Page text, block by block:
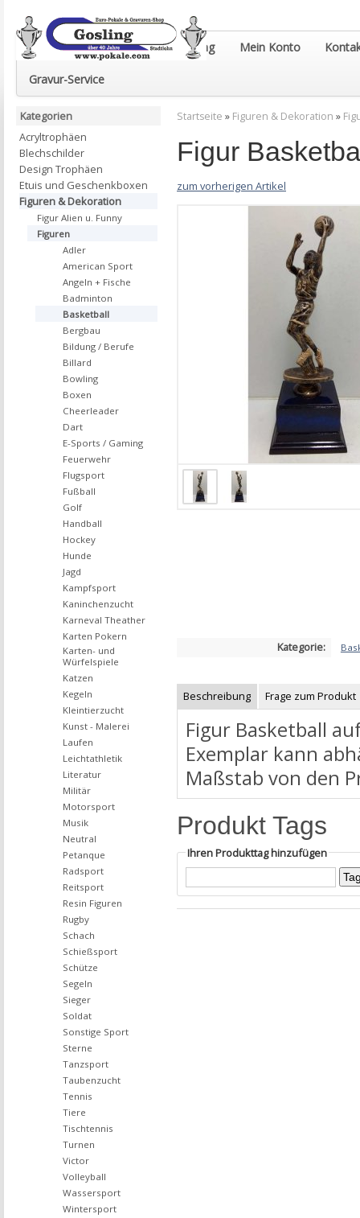
Euro-Pokale & Gravur-Shop Gosling Mein Konto
Gravur-Service
Startseite » Figuren & Dekoration »
Figur
zum vorherigen Artikel
Kategorie:
Beschreibung Frage zum Produkt
Figur Basketball
Exemplar kann
Maßstab von den
Produkt Tags
Ihren Produkttag hinzufügen
Kategorien
Acryltrophäen
Blechschilder
Design Trophäen
Etuis und Geschenkboxen
Figuren & Dekoration
Figur Alien u. Funny
Figuren
Adler
American Sport
Angeln + Fische
Badminton
Basketball
Bergbau
Bildung / Berufe
Billard
Bowling
Boxen
Cheerleader
Dart
E-Sports / Gaming
Feuerwehr
Flugsport
Fußball
Golf
Handball
Hockey
Hunde
Jagd
Kampfsport
Kaninchenzucht
Karneval Theather
Karten Pokern
Karten- und
Würfelspiele
Katzen
Kegeln
Kleintierzucht
Kunst - Malerei
Laufen
Leichtathletik
Literatur
Militär
Motorsport
Musik
Neutral
Petanque
Radsport
Reitsport
Resin Figuren
Rugby
Schach
Schießsport
Schütze
Segeln
Sieger
Soldat
Sonstige Sport
Sterne
Tanzsport
Taubenzucht
Tennis
Tiere
Tischtennis
Turnen
Victor
Volleyball
Wassersport
Wintersport